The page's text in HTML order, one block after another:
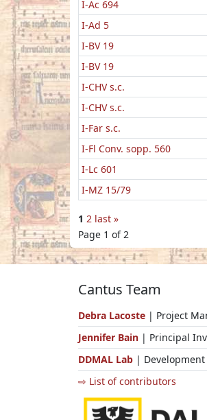
I-Ac 694
I-Ad 5
I-BV 19
I-BV 19
I-CHV s.c.
I-CHV s.c.
I-Far s.c.
I-Fl Conv. sopp. 560
I-Lc 601
I-MZ 15/79
1 2 last »
Page 1 of 2
Cantus Team
Debra Lacoste | Project
Jennifer Bain | Principal
DDMAL Lab |
⇨ List of contributors